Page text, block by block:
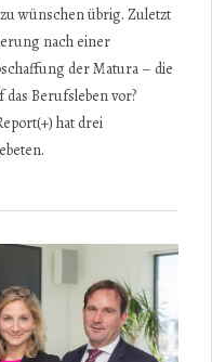
wünschen übrig. Zuletzt
nach einer
der Matura – die
das Berufsleben vor?
hat drei